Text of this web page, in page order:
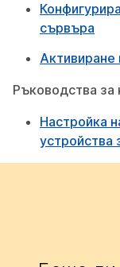
сървъра
Активиране
Ръководства за
Настройка
устройства